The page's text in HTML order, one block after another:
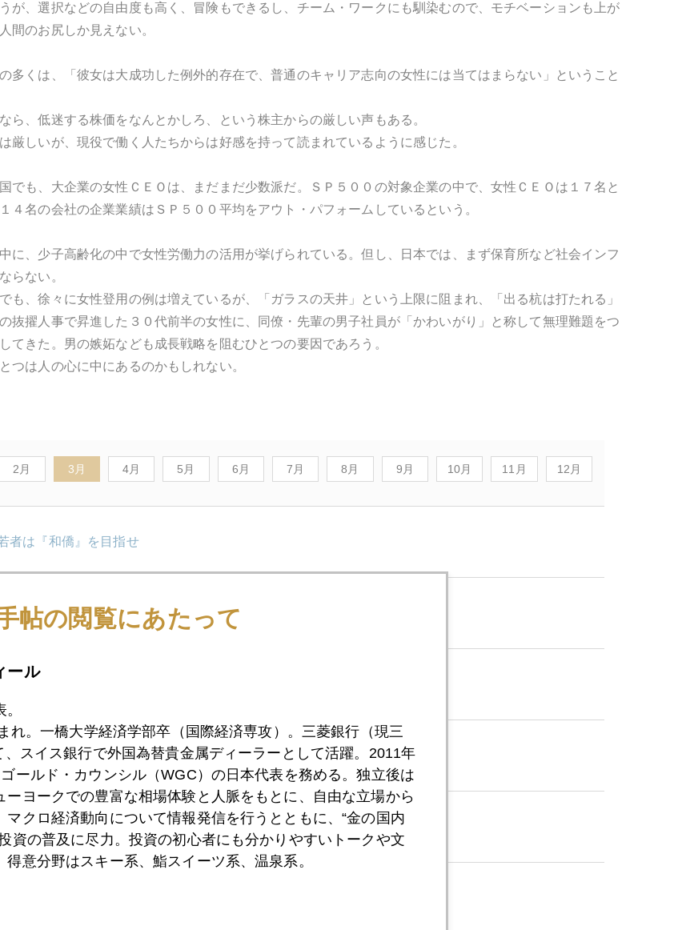
が、選択などの自由度も高く、冒険もできるし、チーム・ワークにも馴染むので、モチベーションも上が
間のお尻しか見えない。
多くは、「彼女は大成功した例外的存在で、普通のキャリア志向の女性には当てはまらない」ということ
ら、低迷する株価をなんとかしろ、という株主からの厳しい声もある。
厳しいが、現役で働く人たちからは好感を持って読まれているように感じた。
でも、大企業の女性ＣＥＯは、まだまだ少数派だ。ＳＰ５００の対象企業の中で、女性ＣＥＯは１７名と
４名の会社の企業業績はＳＰ５００平均をアウト・パフォームしているという。
に、少子高齢化の中で女性労働力の活用が挙げられている。但し、日本では、まず保育所など社会インフ
らない。
も、徐々に女性登用の例は増えているが、「ガラスの天井」という上限に阻まれ、「出る杭は打たれる」
抜擢人事で昇進した３０代前半の女性に、同僚・先輩の男子社員が「かわいがり」と称して無理難題をつ
てきた。男の嫉妬なども成長戦略を阻むひとつの要因であろう。
つは人の心に中にあるのかもしれない。
2月 3月 4月 5月 6月 7月 8月 9月 10月 11月 12月
者は『和僑』を目指せ
だ産みの苦しみにもがくユーロ
キプロスの呪縛にもがく市場
プロスが残したココロの傷
田日銀新総裁の本音語録
帖の閲覧にあたって
ール
れ。一橋大学経済学部卒（国際経済専攻）。三菱銀行（現三
スイス銀行で外国為替貴金属ディーラーとして活躍。2011年
ールド・カウンシル（WGC）の日本代表を務める。独立後は
ーヨークでの豊富な相場体験と人脈をもとに、自由な立場から
マクロ経済動向について情報発信を行うとともに、“金の国内
資の普及に尽力。投資の初心者にも分かりやすいトークや文
意分野はスキー系、鮨スイーツ系、温泉系。